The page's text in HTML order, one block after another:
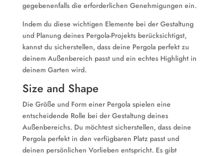
gegebenenfalls die erforderlichen Genehmigungen ein.
Indem du diese wichtigen Elemente bei der Gestaltung
und Planung deines Pergola-Projekts berücksichtigst,
kannst du sicherstellen, dass deine Pergola perfekt zu
deinem Außenbereich passt und ein echtes Highlight in
deinem Garten wird.
Size and Shape
Die Größe und Form einer Pergola spielen eine
entscheidende Rolle bei der Gestaltung deines
Außenbereichs. Du möchtest sicherstellen, dass deine
Pergola perfekt in den verfügbaren Platz passt und
deinen persönlichen Vorlieben entspricht. Es gibt